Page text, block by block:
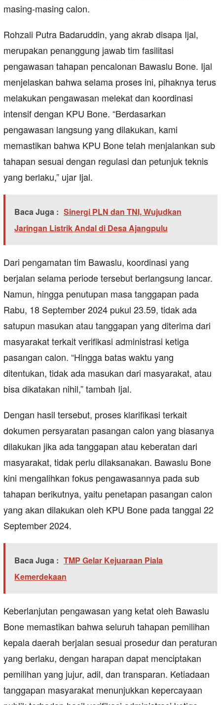
masing-masing calon.
Rohzali Putra Badaruddin, yang akrab disapa Ijal,
merupakan penanggung jawab tim fasilitasi
pengawasan tahapan pencalonan Bawaslu Bone. Ijal
menjelaskan bahwa selama proses ini, pihaknya terus
melakukan pengawasan melekat dan koordinasi
intensif dengan KPU Bone. “Berdasarkan
pengawasan langsung yang dilakukan, kami
memastikan bahwa KPU Bone telah menjalankan sub
tahapan sesuai dengan regulasi dan petunjuk teknis
yang berlaku,” ujar Ijal.
Baca Juga : Sinergi PLN dan TNI, Wujudkan
Jaringan Listrik Andal di Desa Ajangpulu
Dari pengamatan tim Bawaslu, koordinasi yang
berjalan selama periode tersebut berlangsung lancar.
Namun, hingga penutupan masa tanggapan pada
Rabu, 18 September 2024 pukul 23.59, tidak ada
satupun masukan atau tanggapan yang diterima dari
masyarakat terkait verifikasi administrasi ketiga
pasangan calon. “Hingga batas waktu yang
ditentukan, tidak ada masukan dari masyarakat, atau
bisa dikatakan nihil,” tambah Ijal.
Dengan hasil tersebut, proses klarifikasi terkait
dokumen persyaratan pasangan calon yang biasanya
dilakukan jika ada tanggapan atau keberatan dari
masyarakat, tidak perlu dilaksanakan. Bawaslu Bone
kini mengalihkan fokus pengawasannya pada sub
tahapan berikutnya, yaitu penetapan pasangan calon
yang akan dilakukan oleh KPU Bone pada tanggal 22
September 2024.
Baca Juga : TMP Gelar Kejuaraan Piala
Kemerdekaan
Keberlanjutan pengawasan yang ketat oleh Bawaslu
Bone memastikan bahwa seluruh tahapan pemilihan
kepala daerah berjalan sesuai prosedur dan peraturan
yang berlaku, dengan harapan dapat menciptakan
pemilihan yang jujur, adil, dan transparan. Ketiadaan
tanggapan masyarakat menunjukkan kepercayaan